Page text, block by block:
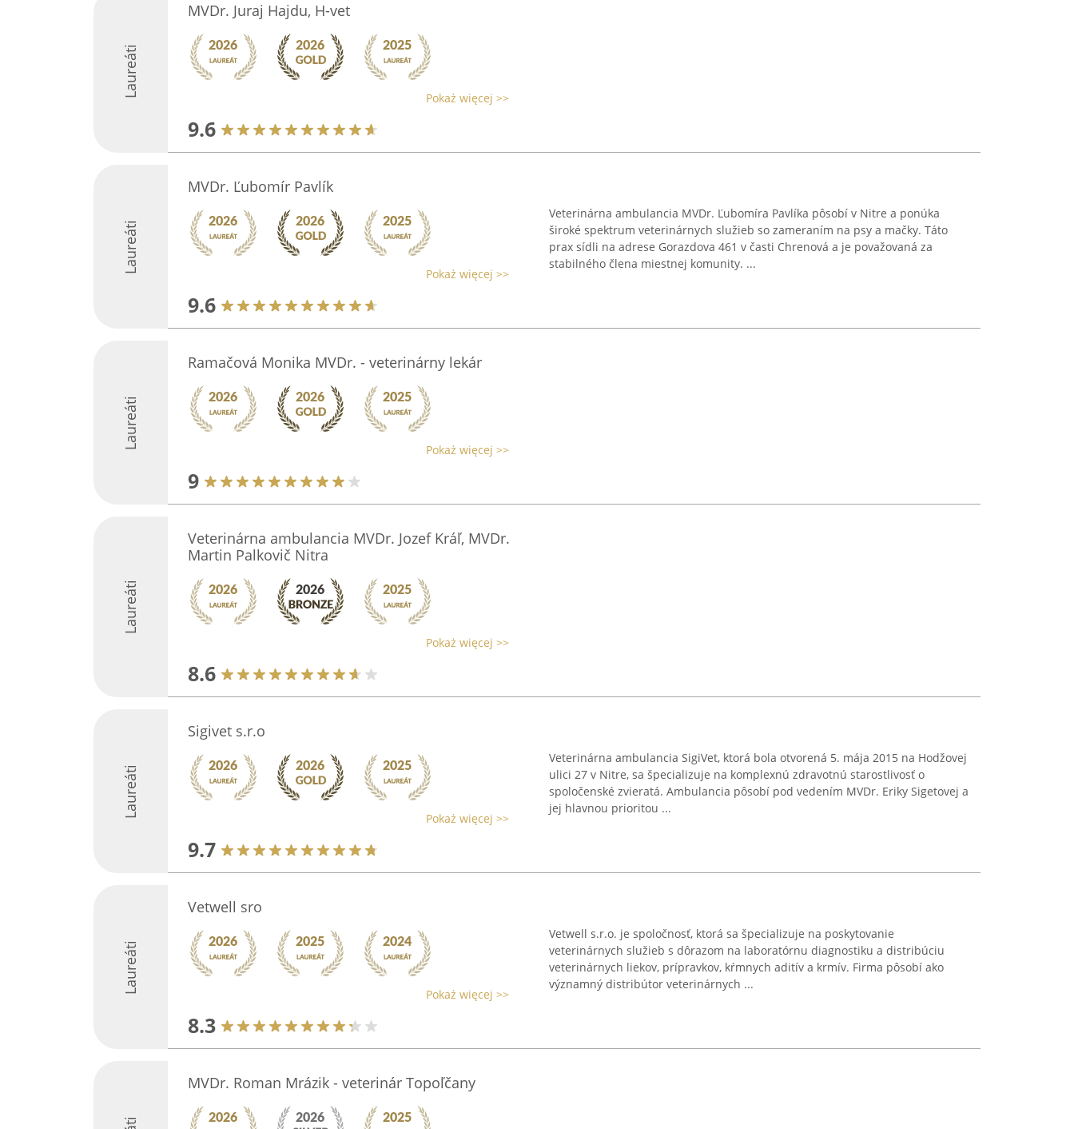
Laureáti
MVDr. Juraj Hajdu, H-vet
Pokaż więcej >>
9.6
Laureáti
MVDr. Ľubomír Pavlík
Pokaż więcej >>
9.6
Veterinárna ambulancia MVDr. Ľubomíra Pavlíka pôsobí v Nitre a ponúka
široké spektrum veterinárnych služieb so zameraním na psy a mačky. Táto
prax sídli na adrese Gorazdova 461 v časti Chrenová a je považovaná za
stabilného člena miestnej komunity. ...
Laureáti
Ramačová Monika MVDr. - veterinárny lekár
Pokaż więcej >>
9
Laureáti
Veterinárna ambulancia MVDr. Jozef Kráľ, MVDr.
Martin Palkovič Nitra
Pokaż więcej >>
8.6
Laureáti
Sigivet s.r.o
Pokaż więcej >>
9.7
Veterinárna ambulancia SigiVet, ktorá bola otvorená 5. mája 2015 na Hodžovej
ulici 27 v Nitre, sa špecializuje na komplexnú zdravotnú starostlivosť o
spoločenské zvieratá. Ambulancia pôsobí pod vedením MVDr. Eriky Sigetovej a
jej hlavnou prioritou ...
Laureáti
Vetwell sro
Pokaż więcej >>
8.3
Vetwell s.r.o. je spoločnosť, ktorá sa špecializuje na poskytovanie
veterinárnych služieb s dôrazom na laboratórnu diagnostiku a distribúciu
veterinárnych liekov, prípravkov, kŕmnych aditív a krmív. Firma pôsobí ako
významný distribútor veterinárnych ...
MVDr. Roman Mrázik - veterinár Topoľčany